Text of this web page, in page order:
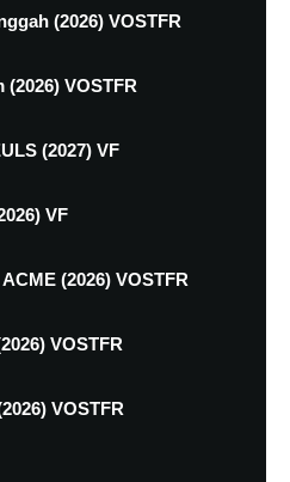
(2026) VOSTFR
VOSTFR
(2027) VF
VF
(2026) VOSTFR
VOSTFR
VOSTFR